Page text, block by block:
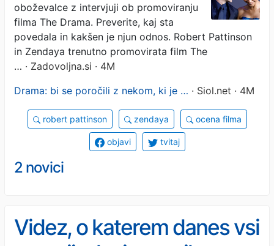
oboževalce z intervjuji ob promoviranju
filma The Drama. Preverite, kaj sta
povedala in kakšen je njun odnos. Robert Pattinson
in Zendaya trenutno promovirata film The
… · Zadovoljna.si · 4M
Drama: bi se poročili z nekom, ki je … · Siol.net · 4M
robert pattinson zendaya ocena filma
objavi tvitaj
2 novici
Videz, o katerem danes vsi